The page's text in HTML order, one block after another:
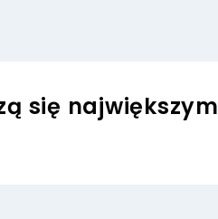
się największym